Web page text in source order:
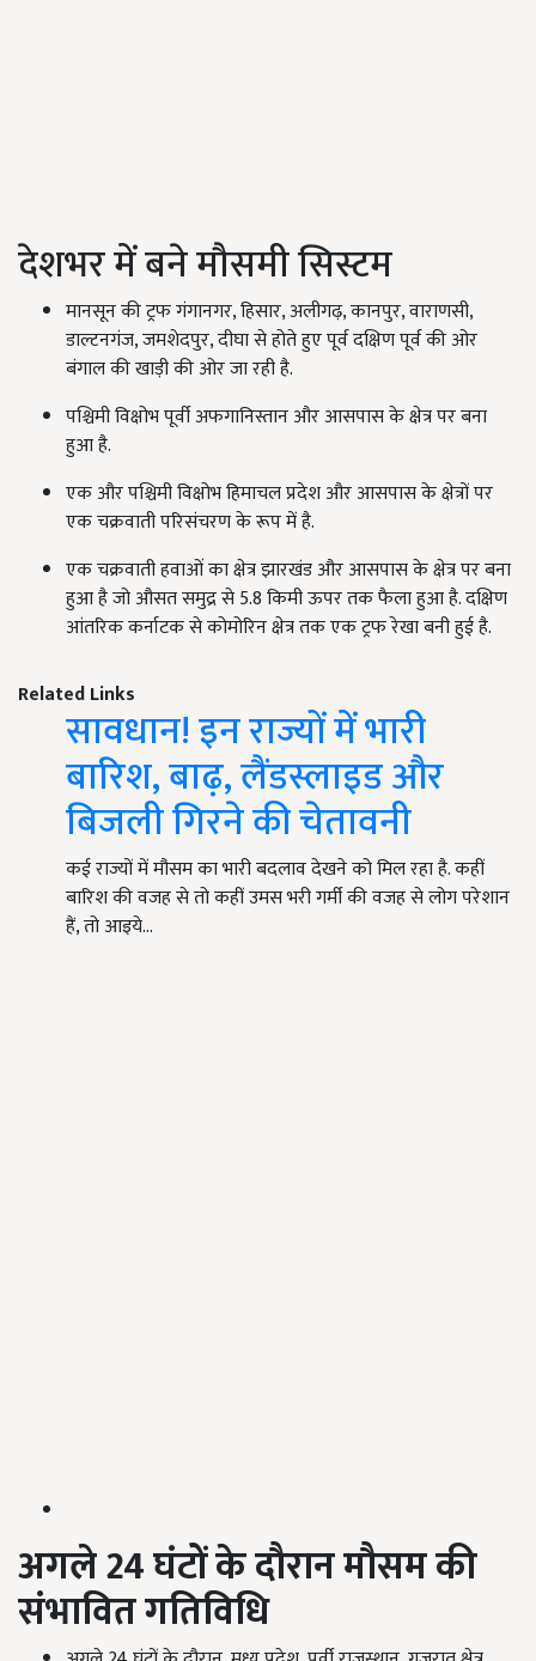
देशभर में बने मौसमी सिस्टम
मानसून की ट्रफ गंगानगर, हिसार, अलीगढ़, कानपुर, वाराणसी,
डाल्टनगंज, जमशेदपुर, दीघा से होते हुए पूर्व दक्षिण पूर्व की ओर
बंगाल की खाड़ी की ओर जा रही है.
पश्चिमी विक्षोभ पूर्वी अफगानिस्तान और आसपास के क्षेत्र पर बना
हुआ है.
एक और पश्चिमी विक्षोभ हिमाचल प्रदेश और आसपास के क्षेत्रों पर
एक चक्रवाती परिसंचरण के रूप में है.
एक चक्रवाती हवाओं का क्षेत्र झारखंड और आसपास के क्षेत्र पर बना
हुआ है जो औसत समुद्र से 5.8 किमी ऊपर तक फैला हुआ है. दक्षिण
आंतरिक कर्नाटक से कोमोरिन क्षेत्र तक एक ट्रफ रेखा बनी हुई है.
Related Links
सावधान! इन राज्यों में भारी
बारिश, बाढ़, लैंडस्लाइड और
बिजली गिरने की चेतावनी
कई राज्यों में मौसम का भारी बदलाव देखने को मिल रहा है. कहीं
बारिश की वजह से तो कहीं उमस भरी गर्मी की वजह से लोग परेशान
हैं, तो आइये…
अगले 24 घंटों के दौरान मौसम की
संभावित गतिविधि